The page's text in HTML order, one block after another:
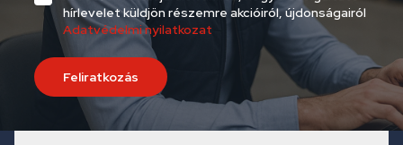
hírlevelet küldjön részemre akcióiról, újdonságairól
Adatvédelmi nyilatkozat
Feliratkozás